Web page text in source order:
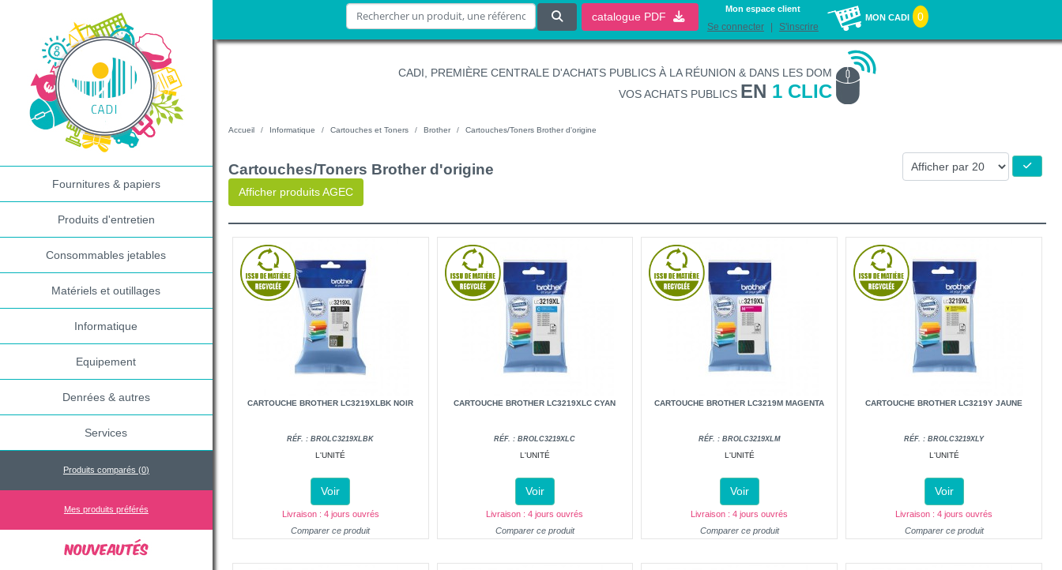
Fournitures & papiers
Produits d'entretien
Consommables jetables
Matériels et outillages
Informatique
Equipement
Denrées & autres
Services
Produits comparés (0)
Mes produits préférés
catalogue PDF
Mon espace client
Se connecter S'inscrire
MON CADI 0
CADI, PREMIÈRE CENTRALE D'ACHATS PUBLICS À LA RÉUNION & DANS LES DOM
VOS ACHATS PUBLICS EN 1 CLIC
Accueil Informatique Cartouches et Toners Brother Cartouches/Toners Brother d'origine
Cartouches/Toners Brother d'origine
Afficher produits AGEC
CARTOUCHE BROTHER LC3219XLBK NOIR
RÉF. : BROLC3219XLBK
L'UNITÉ
Voir
Livraison : 4 jours ouvrés
Comparer ce produit
CARTOUCHE BROTHER LC3219XLC CYAN
RÉF. : BROLC3219XLC
L'UNITÉ
Voir
Livraison : 4 jours ouvrés
Comparer ce produit
CARTOUCHE BROTHER LC3219M MAGENTA
RÉF. : BROLC3219XLM
L'UNITÉ
Voir
Livraison : 4 jours ouvrés
Comparer ce produit
CARTOUCHE BROTHER LC3219Y JAUNE
RÉF. : BROLC3219XLY
L'UNITÉ
Voir
Livraison : 4 jours ouvrés
Comparer ce produit